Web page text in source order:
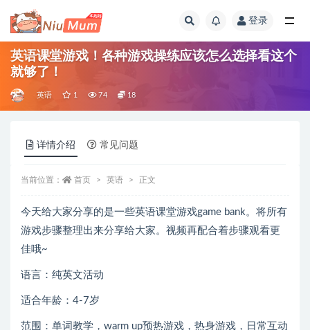
登录
英语课堂游戏！各种游戏操练应该怎么选择看这个
就够了！
英语 1 74 18
详情介绍 常见问题
当前位置： 首页 英语 正文
今天给大家分享的是一些英语课堂游戏game bank。将所有
游戏步骤整理出来分享给大家。视频再配合着步骤观看更
佳哦~
语言：纯英文活动
适合年龄：4-7岁
范围：单词教学，warm up预热游戏，热身游戏，日常互动